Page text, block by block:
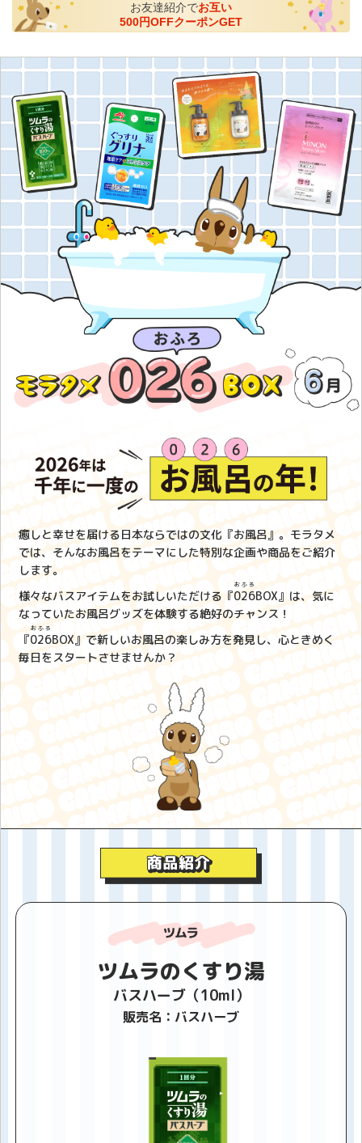
お友達紹介でお互い
500円OFFクーポンGET
癒しと幸せを届ける日本ならではの文化『お風呂』。モラタメ
では、そんなお風呂をテーマにした特別な企画や商品をご紹介
します。
様々なバスアイテムをお試しいただける『026
おふろ
BOX』は、気に
なっていたお風呂グッズを体験する絶好のチャンス！
『026
おふろ
BOX』で新しいお風呂の楽しみ方を発見し、心ときめく
毎日をスタートさせませんか？
ツムラのくすり湯
バスハーブ（10ml）
販売名：バスハーブ